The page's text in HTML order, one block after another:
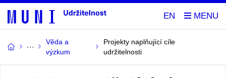
EN
Věda a
výzkum
Projekty naplňující cíle
udržitelnosti